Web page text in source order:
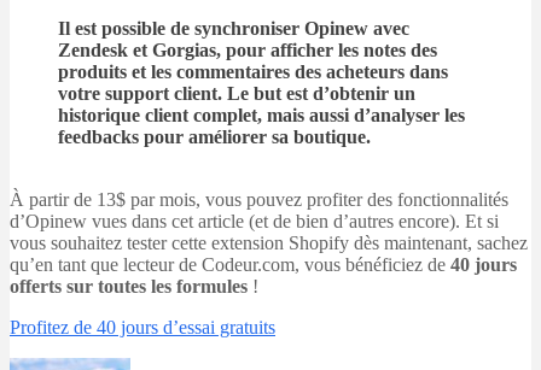
Il est possible de synchroniser Opinew avec
Zendesk et Gorgias, pour afficher les notes des
produits et les commentaires des acheteurs dans
votre support client. Le but est d’obtenir un
historique client complet, mais aussi d’analyser les
feedbacks pour améliorer sa boutique.
À partir de 13$ par mois, vous pouvez profiter des fonctionnalités
d’Opinew vues dans cet article (et de bien d’autres encore). Et si
vous souhaitez tester cette extension Shopify dès maintenant, sachez
qu’en tant que lecteur de Codeur.com, vous bénéficiez de 40 jours
offerts sur toutes les formules !
Profitez de 40 jours d’essai gratuits